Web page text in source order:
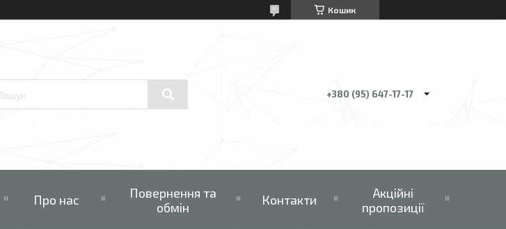
Кошик
+380 (95) 647-17-17
Про нас
Повернення та
обмін
Контакти
Акційні
пропозиції